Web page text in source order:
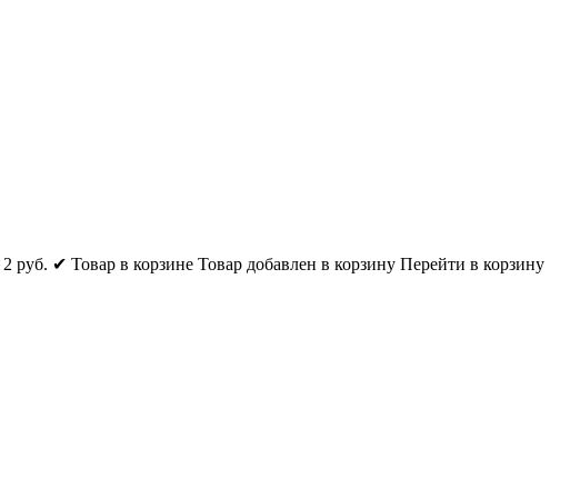
2 руб. ✔ Товар в корзине Товар добавлен в корзину Перейти в корзину